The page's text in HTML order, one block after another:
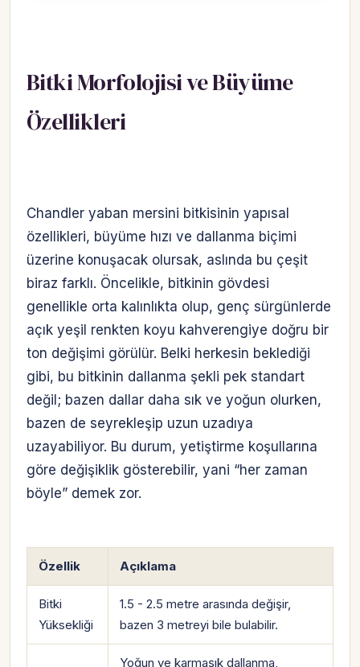
Bitki Morfolojisi ve Büyüme
Özellikleri
Chandler yaban mersini bitkisinin yapısal
özellikleri, büyüme hızı ve dallanma biçimi
üzerine konuşacak olursak, aslında bu çeşit
biraz farklı. Öncelikle, bitkinin gövdesi
genellikle orta kalınlıkta olup, genç sürgünlerde
açık yeşil renkten koyu kahverengiye doğru bir
ton değişimi görülür. Belki herkesin beklediği
gibi, bu bitkinin dallanma şekli pek standart
değil; bazen dallar daha sık ve yoğun olurken,
bazen de seyrekleşip uzun uzadıya
uzayabiliyor. Bu durum, yetiştirme koşullarına
göre değişiklik gösterebilir, yani “her zaman
böyle” demek zor.
Özellik Açıklama
Bitki
Yüksekliği
1.5 - 2.5 metre arasında değişir,
bazen 3 metreyi bile bulabilir.
Yoğun ve karmaşık dallanma,